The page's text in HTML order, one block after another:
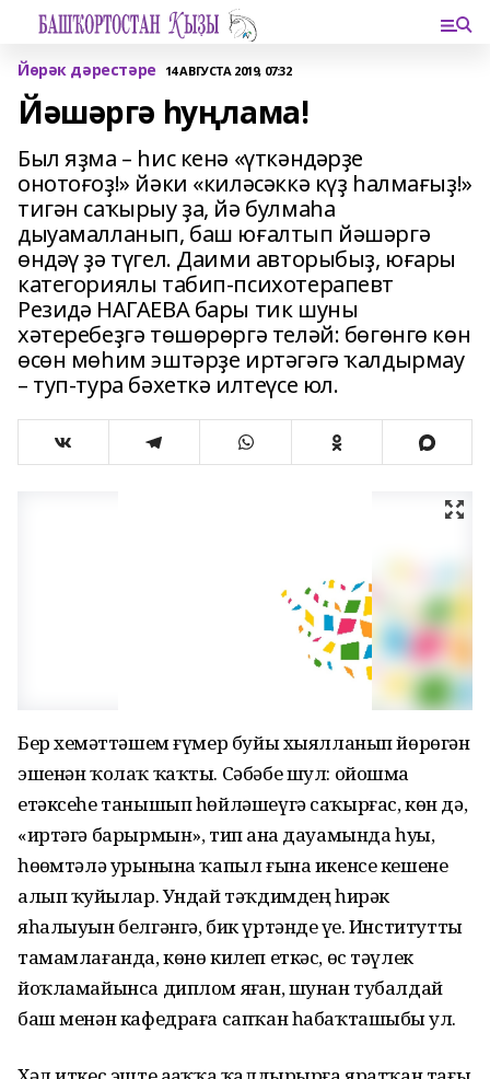
Йөрәк дәрестәре 14 АВГУСТА 2019, 07:32
Йәшәргә һуңлама!
Был яҙма – һис кенә «үткәндәрҙе
онотоғоҙ!» йәки «киләсәккә күҙ һалмағыҙ!»
тигән саҡырыу ҙа, йә булмаһа
дыуамалланып, баш юғалтып йәшәргә
өндәү ҙә түгел. Даими авторыбыҙ, юғары
категориялы табип-психотерапевт
Резидә НАГАЕВА бары тик шуны
хәтеребеҙгә төшөрөргә теләй: бөгөнгө көн
өсөн мөһим эштәрҙе иртәгәгә ҡалдырмау
– туп-тура бәхеткә илтеүсе юл.
Бер хеҙмәттәшем ғүмер буйы хыялланып йөрөгән
эшенән ҡолаҡ ҡаҡты. Сәбәбе шул: ойошма
етәксеһе танышып һөйләшеүгә саҡырғас, көн дә,
«иртәгә барырмын», тип аҙна дауамында һуҙҙы,
һөҙөмтәлә урынына ҡапыл ғына икенсе кешене
алып ҡуйҙылар. Ундай тәҡдимдең һирәк
яһалыуын белгәнгә, бик үртәнде үҙе. Институтты
тамамлағанда, көнө килеп еткәс, өс тәүлек
йоҡламайынса диплом яҙған, шунан тубалдай
баш менән кафедраға сапҡан һабаҡташыбыҙ ул.